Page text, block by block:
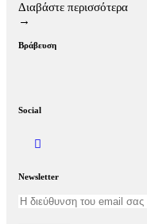
Διαβάστε περισσότερα
→
Βράβευση
Social
Newsletter